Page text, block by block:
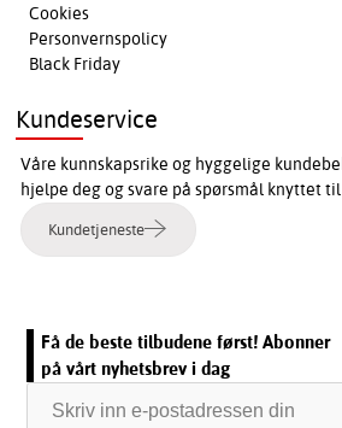
Cookies
Personvernspolicy
Black Friday
Kundeservice
Våre kunnskapsrike og hyggelige
hjelpe deg og svare på spørsmål knyttet
Kundetjeneste
Få de beste tilbudene først! Abonner
på vårt nyhetsbrev i dag